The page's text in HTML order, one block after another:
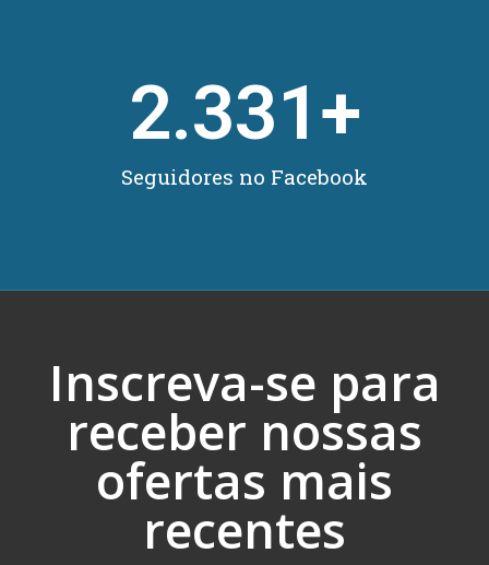
Seguidores no Facebook
2.331+
Inscreva-se para
receber nossas
ofertas mais
recentes